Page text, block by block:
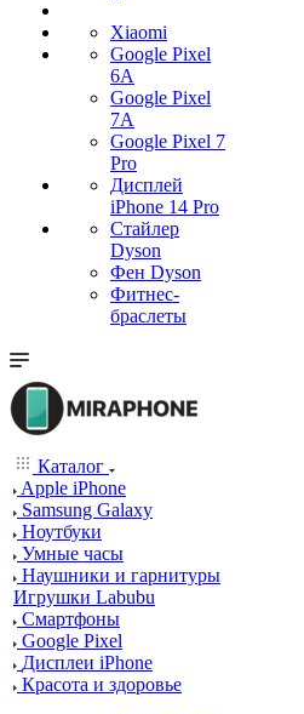
Xiaomi
Google Pixel
6A
Google Pixel
7А
Google Pixel 7
Pro
Дисплей
iPhone 14 Pro
Стайлер
Dyson
Фен Dyson
Фитнес-
браслеты
Каталог
Apple iPhone
Samsung Galaxy
Ноутбуки
Умные часы
Наушники и гарнитуры
Игрушки Labubu
Смартфоны
Google Pixel
Дисплеи iPhone
Красота и здоровье